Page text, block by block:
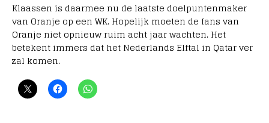
Klaassen is daarmee nu de laatste doelpuntenmaker
van Oranje op een WK. Hopelijk moeten de fans van
Oranje niet opnieuw ruim acht jaar wachten. Het
betekent immers dat het Nederlands Elftal in Qatar ver
zal komen.